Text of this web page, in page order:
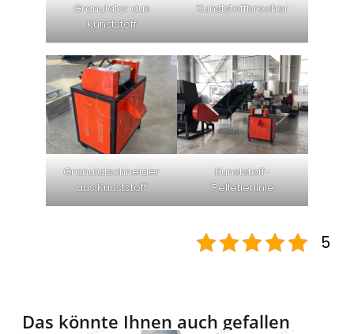
Granulator aus
Kunststoff
Kunststoffbrecher
Granulatschneider
aus Kunststoff
Kunststoff-
Pelletierlinie
5
Das könnte Ihnen auch gefallen